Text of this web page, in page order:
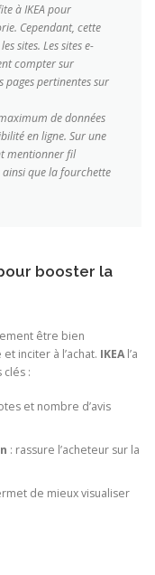
à IKEA pour
Cependant, cette
sites. Les sites e-
compter sur
pages pertinentes sur
de données
en ligne. Sur une
mentionner fil
ainsi que la fourchette
booster la
être bien
inciter à l’achat. IKEAl’a
:
et nombre d’avis
: rassure l’acheteur sur la
de mieux visualiser